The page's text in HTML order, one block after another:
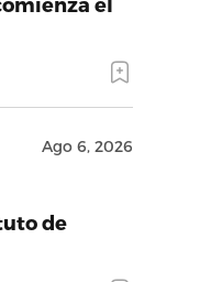
Ago 6, 2026
de